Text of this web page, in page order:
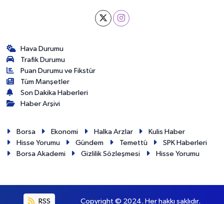
Hava Durumu
Trafik Durumu
Puan Durumu ve Fikstür
Tüm Manşetler
Son Dakika Haberleri
Haber Arşivi
Borsa Ekonomi Halka Arzlar
Kulis Haber
Hisse Yorumu
Gündem Temettü
SPK Haberleri
Borsa Akademi
Gizlilik Sözleşmesi Hisse Yorumu
RSS Copyright © 2024. Her hakkı saklıdır.